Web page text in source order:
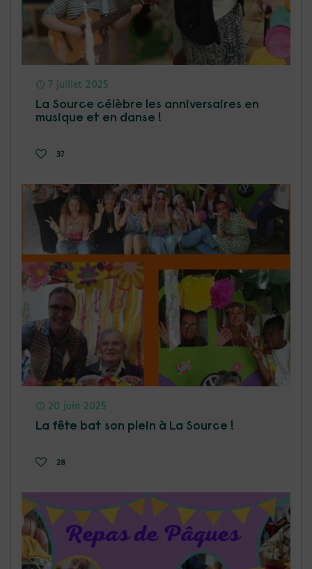
7 juillet 2025
La Source célèbre les anniversaires en
musique et en danse !
37
20 juin 2025
La fête bat son plein à La Source !
28